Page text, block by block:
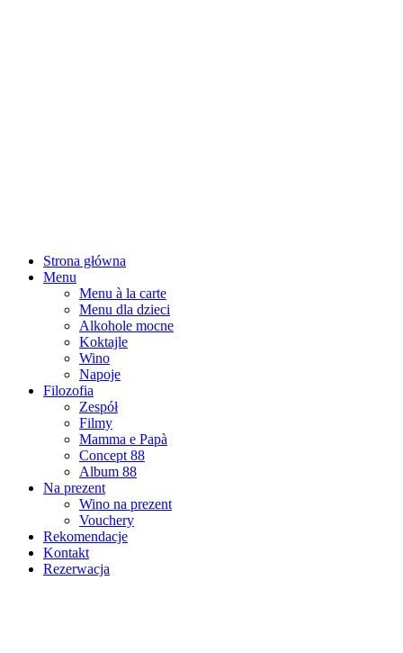
Strona główna
Menu
Menu à la carte
Menu dla dzieci
Alkohole mocne
Koktajle
Wino
Napoje
Filozofia
Zespół
Filmy
Mamma e Papà
Concept 88
Album 88
Na prezent
Wino na prezent
Vouchery
Rekomendacje
Kontakt
Rezerwacja